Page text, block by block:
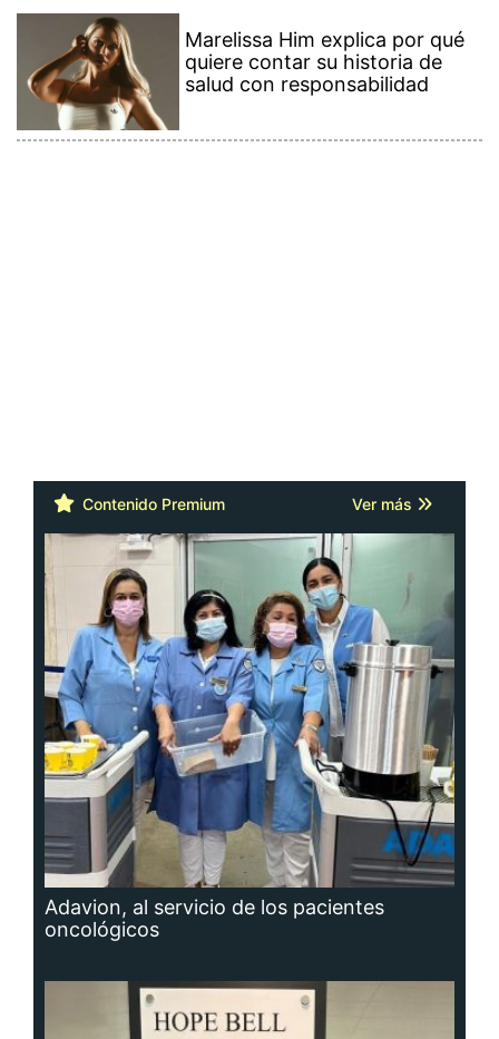
Marelissa Him explica por qué
quiere contar su historia de
salud con responsabilidad
Contenido Premium Ver más
Adavion, al servicio de los pacientes
oncológicos